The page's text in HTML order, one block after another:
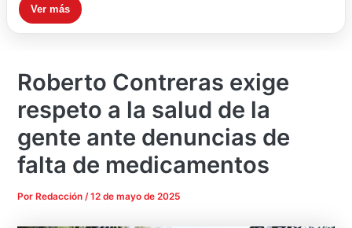
Ver más
Roberto Contreras exige
respeto a la salud de la
gente ante denuncias de
falta de medicamentos
Por Redacción/12 de mayo de 2025